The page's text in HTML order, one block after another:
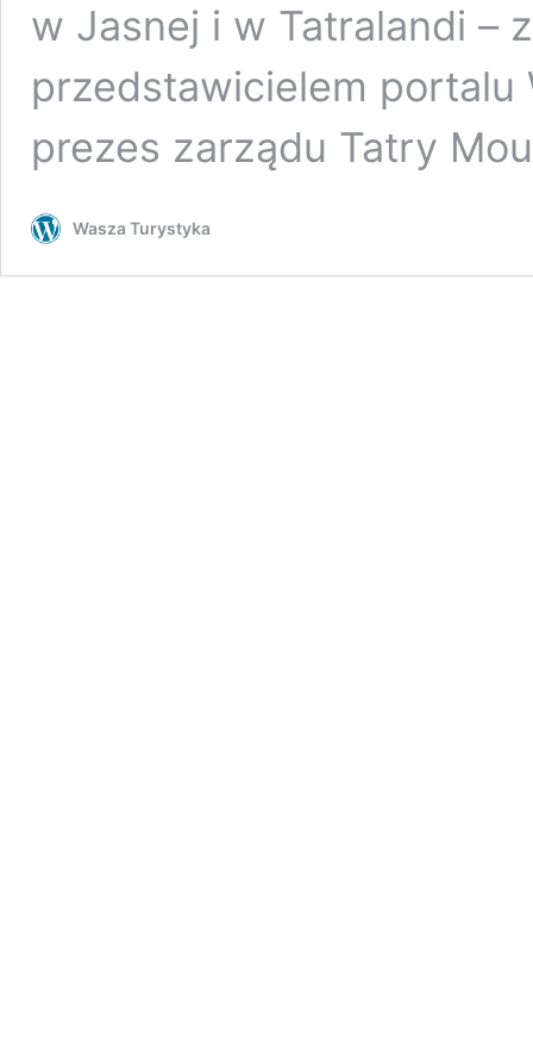
w Jasnej i w Tatralandi –
przedstawicielem portalu
prezes zarządu Tatry
Wasza Turystyka